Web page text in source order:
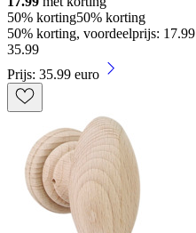
50% korting50% korting
50% korting, voordeelprijs:
35.99
Prijs: 35.99 euro